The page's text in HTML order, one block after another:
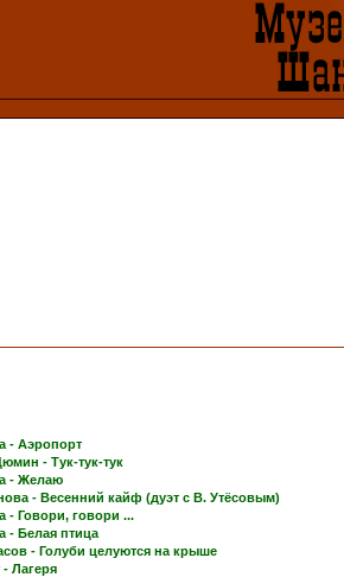
- Аэропорт
- Тук-тук-тук
- Желаю
- Весенний кайф (дуэт с В. Утёсовым)
- Говори, говори ...
- Белая птица
- Голуби целуются на крыше
Лагеря